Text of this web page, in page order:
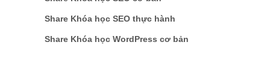
Share Khóa học SEO thực hành
Share Khóa học WordPress cơ bản